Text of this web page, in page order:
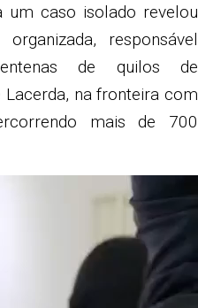
um caso isolado revelou
responsável
de quilos de
na fronteira com
mais de 700